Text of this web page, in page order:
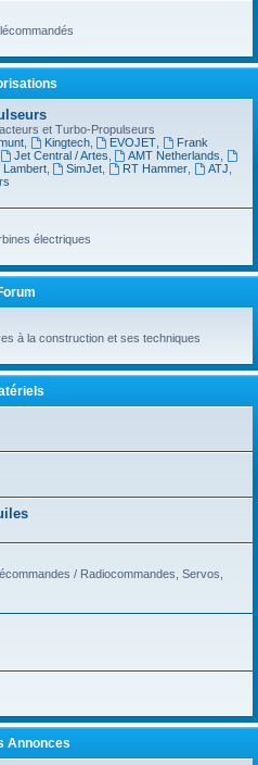
et Turbo-Propulseurs
, Kingtech, EVOJET
Frank
Jet Central / Artes AMT Netherlands
Lambert, SimJet RT Hammer ATJ
électriques
à la construction et ses techniques
/ Radiocommandes, Servos,
Annonces